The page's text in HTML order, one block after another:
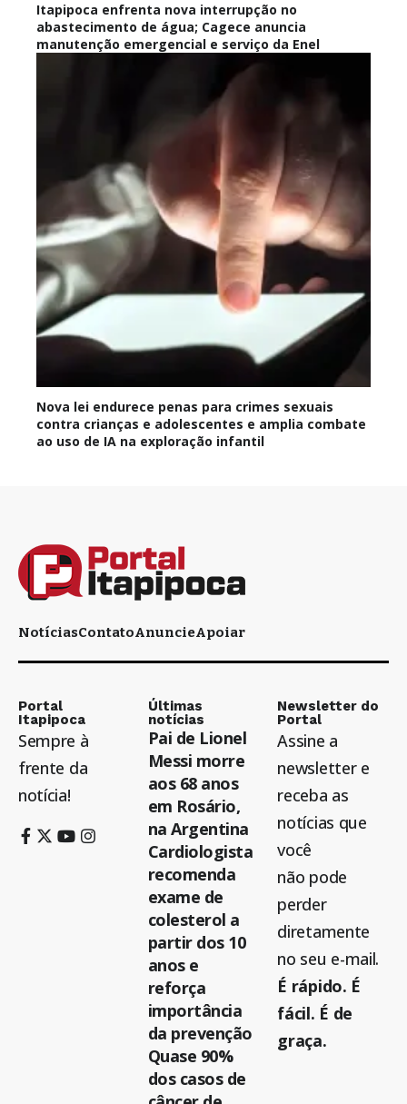
Itapipoca enfrenta nova interrupção no
abastecimento de água; Cagece anuncia
manutenção emergencial e serviço da Enel
Nova lei endurece penas para crimes sexuais
contra crianças e adolescentes e amplia combate
ao uso de IA na exploração infantil
NotíciasContatoAnuncieApoiar
Portal
Itapipoca
Sempre à
frente da
notícia!
Últimas
notícias
Pai de Lionel
Messi morre
aos 68 anos
em Rosário,
na Argentina
Cardiologista
recomenda
exame de
colesterol a
partir dos 10
anos e
reforça
importância
da prevenção
Quase 90%
dos casos de
Newsletter do
Portal
Assine a
newsletter e
receba as
notícias que
você
não pode
perder
diretamente
no seu e-mail.
É rápido. É
fácil. É de
graça.